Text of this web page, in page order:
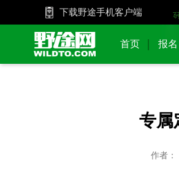
下载野途手机客户端
首页 报名
专属
作者：